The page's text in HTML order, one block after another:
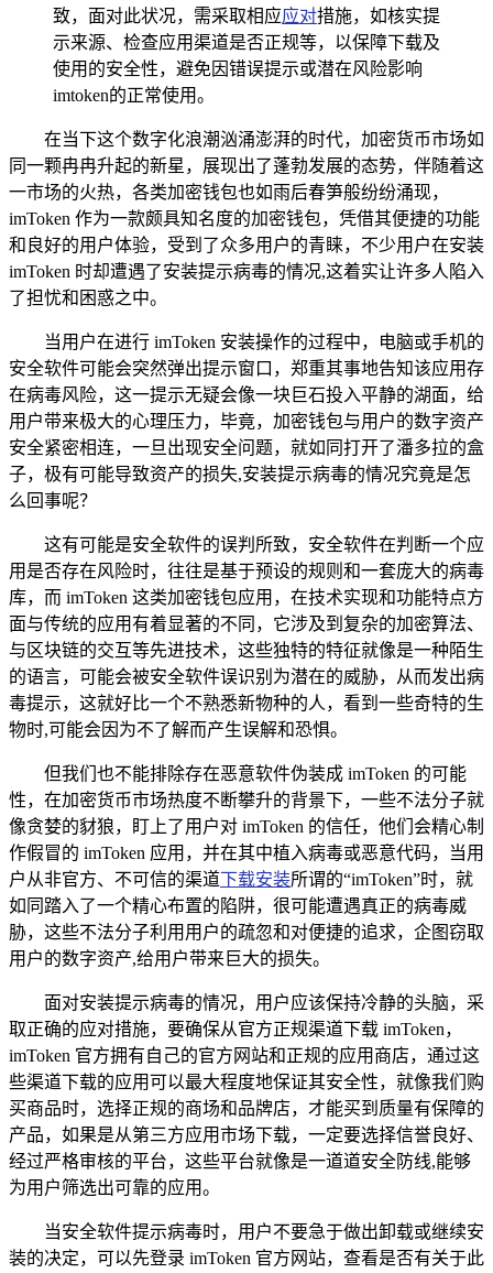
致，面对此状况，需采取相应应对措施，如核实提
示来源、检查应用渠道是否正规等，以保障下载及
使用的安全性，避免因错误提示或潜在风险影响
imtoken的正常使用。
在当下这个数字化浪潮汹涌澎湃的时代，加密货币市场如
同一颗冉冉升起的新星，展现出了蓬勃发展的态势，伴随着这
一市场的火热，各类加密钱包也如雨后春笋般纷纷涌现，
imToken 作为一款颇具知名度的加密钱包，凭借其便捷的功能
和良好的用户体验，受到了众多用户的青睐，不少用户在安装
imToken 时却遭遇了安装提示病毒的情况,这着实让许多人陷入
了担忧和困惑之中。
当用户在进行 imToken 安装操作的过程中，电脑或手机的
安全软件可能会突然弹出提示窗口，郑重其事地告知该应用存
在病毒风险，这一提示无疑会像一块巨石投入平静的湖面，给
用户带来极大的心理压力，毕竟，加密钱包与用户的数字资产
安全紧密相连，一旦出现安全问题，就如同打开了潘多拉的盒
子，极有可能导致资产的损失,安装提示病毒的情况究竟是怎
么回事呢？
这有可能是安全软件的误判所致，安全软件在判断一个应
用是否存在风险时，往往是基于预设的规则和一套庞大的病毒
库，而 imToken 这类加密钱包应用，在技术实现和功能特点方
面与传统的应用有着显著的不同，它涉及到复杂的加密算法、
与区块链的交互等先进技术，这些独特的特征就像是一种陌生
的语言，可能会被安全软件误识别为潜在的威胁，从而发出病
毒提示，这就好比一个不熟悉新物种的人，看到一些奇特的生
物时,可能会因为不了解而产生误解和恐惧。
但我们也不能排除存在恶意软件伪装成 imToken 的可能
性，在加密货币市场热度不断攀升的背景下，一些不法分子就
像贪婪的豺狼，盯上了用户对 imToken 的信任，他们会精心制
作假冒的 imToken 应用，并在其中植入病毒或恶意代码，当用
户从非官方、不可信的渠道下载安装所谓的“imToken”时，就
如同踏入了一个精心布置的陷阱，很可能遭遇真正的病毒威
胁，这些不法分子利用用户的疏忽和对便捷的追求，企图窃取
用户的数字资产,给用户带来巨大的损失。
面对安装提示病毒的情况，用户应该保持冷静的头脑，采
取正确的应对措施，要确保从官方正规渠道下载 imToken，
imToken 官方拥有自己的官方网站和正规的应用商店，通过这
些渠道下载的应用可以最大程度地保证其安全性，就像我们购
买商品时，选择正规的商场和品牌店，才能买到质量有保障的
产品，如果是从第三方应用市场下载，一定要选择信誉良好、
经过严格审核的平台，这些平台就像是一道道安全防线,能够
为用户筛选出可靠的应用。
当安全软件提示病毒时，用户不要急于做出卸载或继续安
装的决定，可以先登录 imToken 官方网站，查看是否有关于此